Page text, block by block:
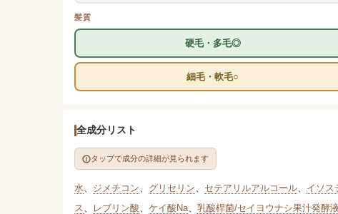
髪質
硬毛・多毛◎
細毛・軟毛○
全成分リスト
タップで成分の詳細が見られます
水、 ジメチコン、 グリセリン、 セテアリルアルコール、 イソス
ス、 レブリン酸、 ケイ酸Na、 乳酸桿菌/セイヨウナシ果汁発酵液